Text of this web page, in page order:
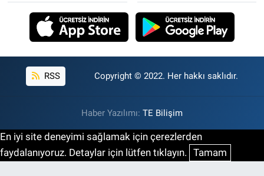
RSS Copyright © 2022. Her hakkı saklıdır.
Haber Yazılımı: TE Bilişim
En iyi site deneyimi sağlamak için çerezlerden
faydalanıyoruz. Detaylar için lütfen tıklayın. Tamam